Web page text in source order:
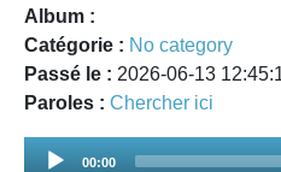
Album :
Catégorie : No category
Passé le : 2026-06-13
Paroles : Chercher ici
Audio
00:00